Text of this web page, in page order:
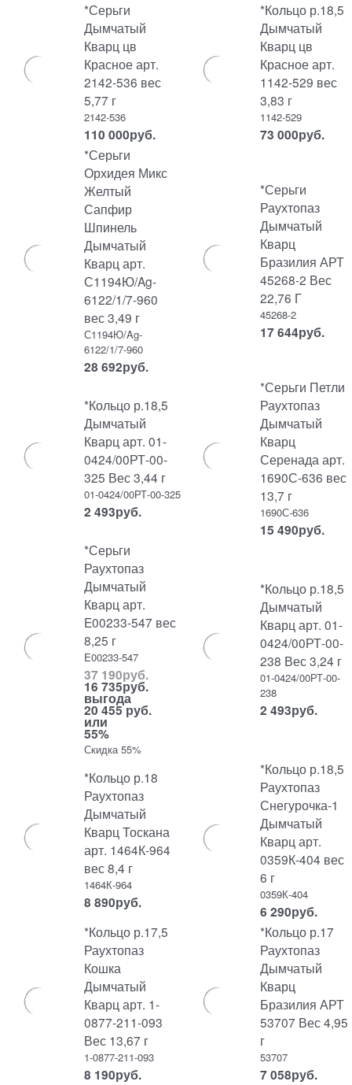
*Серьги
Дымчатый
Кварц цв
Красное арт.
2142-536 вес
5,77 г
2142-536
110 000руб.
*Кольцо р.18,5
Дымчатый
Кварц цв
Красное арт.
1142-529 вес
3,83 г
1142-529
73 000руб.
*Серьги
Орхидея Микс
Желтый
Сапфир
Шпинель
Дымчатый
Кварц арт.
С1194Ю/Ag-
6122/1/7-960
вес 3,49 г
С1194Ю/Ag-
6122/1/7-960
28 692руб.
*Серьги
Раухтопаз
Дымчатый
Кварц
Бразилия АРТ
45268-2 Вес
22,76 Г
45268-2
17 644руб.
*Кольцо р.18,5
Дымчатый
Кварц арт. 01-
0424/00РТ-00-
325 Вес 3,44 г
01-0424/00РТ-00-325
2 493руб.
*Серьги Петли
Раухтопаз
Дымчатый
Кварц
Серенада арт.
1690С-636 вес
13,7 г
1690С-636
15 490руб.
*Серьги
Раухтопаз
Дымчатый
Кварц арт.
E00233-547 вес
8,25 г
E00233-547
37 190руб.
16 735руб.
выгода
20 455 руб.
или
55%
Скидка 55%
*Кольцо р.18,5
Дымчатый
Кварц арт. 01-
0424/00РТ-00-
238 Вес 3,24 г
01-0424/00РТ-00-
238
2 493руб.
*Кольцо р.18
Раухтопаз
Дымчатый
Кварц Тоскана
арт. 1464К-964
вес 8,4 г
1464К-964
8 890руб.
*Кольцо р.18,5
Раухтопаз
Снегурочка-1
Дымчатый
Кварц арт.
0359К-404 вес
6 г
0359К-404
6 290руб.
*Кольцо р.17,5
Раухтопаз
Кошка
Дымчатый
Кварц арт. 1-
0877-211-093
Вес 13,67 г
1-0877-211-093
8 190руб.
*Кольцо р.17
Раухтопаз
Дымчатый
Кварц
Бразилия АРТ
53707 Вес 4,95
г
53707
7 058руб.